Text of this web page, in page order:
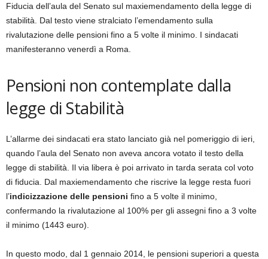
Fiducia dell’aula del Senato sul maxiemendamento della legge di
stabilità. Dal testo viene stralciato l’emendamento sulla
rivalutazione delle pensioni fino a 5 volte il minimo. I sindacati
manifesteranno venerdì a Roma.
Pensioni non contemplate dalla
legge di Stabilità
L’allarme dei sindacati era stato lanciato già nel pomeriggio di ieri,
quando l’aula del Senato non aveva ancora votato il testo della
legge di stabilità. Il via libera è poi arrivato in tarda serata col voto
di fiducia. Dal maxiemendamento che riscrive la legge resta fuori
l’indicizzazione delle pensioni fino a 5 volte il minimo,
confermando la rivalutazione al 100% per gli assegni fino a 3 volte
il minimo (1443 euro).
In questo modo, dal 1 gennaio 2014, le pensioni superiori a questa